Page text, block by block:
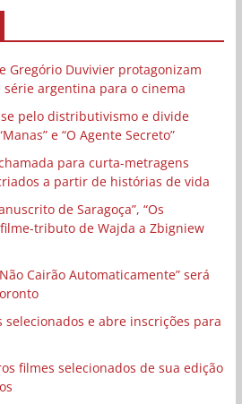
Gregório Duvivier protagonizam
argentina para o cinema
pelo distributivismo e divide
e “O Agente Secreto”
para curta-metragens
a partir de histórias de vida
de Saragoça”, “Os
tributo de Wajda a Zbigniew
Cairão Automaticamente” será
e abre inscrições para
filmes selecionados de sua edição